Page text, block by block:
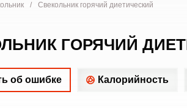
/ Свекольник горячий диетический
ГОРЯЧИЙ
об ошибке Калорийность